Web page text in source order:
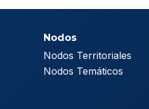
Nodos
Nodos Territoriales
Nodos Temáticos